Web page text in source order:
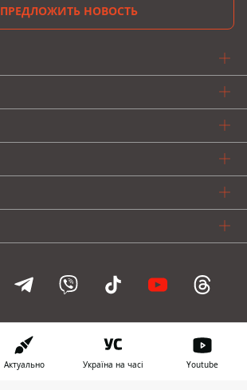
ПРЕДЛОЖИТЬ НОВОСТЬ
Информатор проекты
Информатор
Информатор
Актуально Україна на часі Youtube